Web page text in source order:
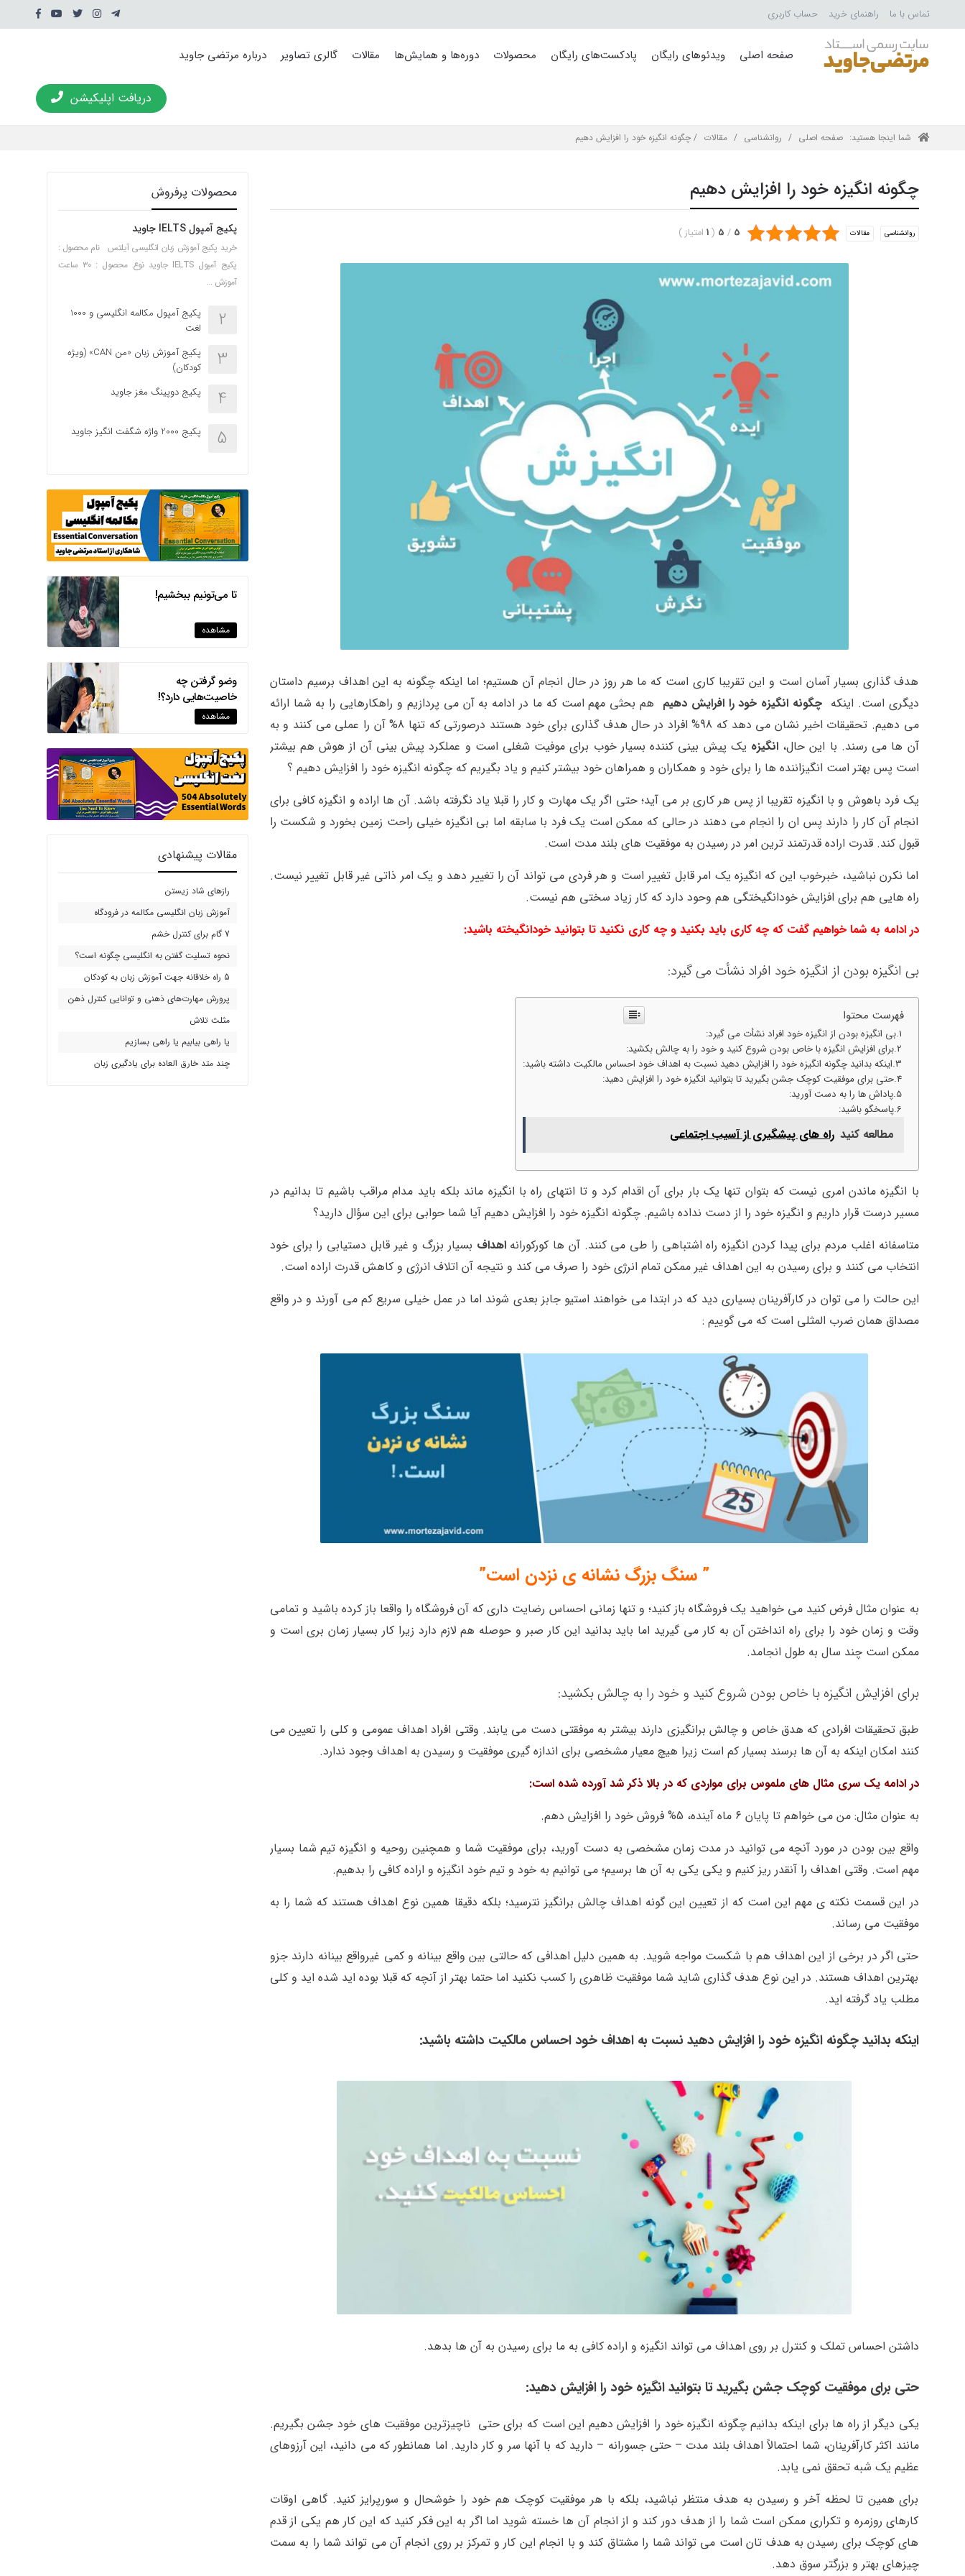
تماس با ما راهنمای خرید حساب کاربری
صفحه اصلی ویدئوهای رایگان پادکست‌های رایگان محصولات دوره‌ها و همایش‌ها مقالات گالری تصاویر درباره مرتضی جاوید
دریافت اپلیکیشن
شما اینجا هستید: صفحه اصلی / روانشناسی / مقالات / چگونه انگیزه خود را افزایش دهیم
چگونه انگیزه خود را افزایش دهیم
روانشناسی مقالات 5
/
5
(
1 امتیاز)
هدف گذاری بسیار آسان است و این تقریبا کاری است که ما هر روز در حال انجام آن هستیم؛ اما اینکه چگونه به این اهداف برسیم داستان
دیگری است. اینکه چگونه انگیزه خود را افرایش دهیم هم بحثی مهم است که ما در ادامه به آن می پردازیم و راهکارهایی را به شما ارائه
می دهیم.
تحقیقات اخیر نشان می دهد که 98% افراد در حال هدف گذاری برای خود هستند درصورتی که تنها 8% آن را عملی می کنند و به
آن ها می رسند. با این حال،انگیزه یک پیش بینی کننده بسیار خوب برای موفیت شغلی است و عملکرد پیش بینی آن از هوش هم بیشتر
است پس بهتر است انگیزاننده ها را برای خود و همکاران و همراهان خود بیشتر کنیم و یاد بگیریم که چگونه انگیزه خود را افزایش دهیم ؟
یک فرد باهوش و با انگیزه تقریبا از پس هر کاری بر می آید؛ حتی اگر یک مهارت و کار را قبلا یاد نگرفته باشد. آن ها اراده و انگیزه کافی برای
انجام آن کار را دارند پس ان را انجام می دهند در حالی که ممکن است یک فرد با سابقه اما بی انگیزه خیلی راحت زمین بخورد و شکست را
قبول کند. قدرت اراده قدرتمند ترین امر در رسیدن به موفقیت های بلند مدت است.
اما نکرن نباشید، خبرخوب این که انگیزه یک امر قابل تغییر است و هر فردی می تواند آن را تغییر دهد و یک امر ذاتی غیر قابل تغییر نیست.
راه هایی هم برای افزایش خودانگیختگی هم وحود دارد که کار زیاد سختی هم نیست.
در ادامه به شما خواهیم گفت که چه کاری باید بکنید و چه کاری نکنید تا بتوانید خودانگیخته باشید:
بی انگیزه بودن از انگیزه خود افراد نشأت می گیرد:
فهرست محتوا
بی انگیزه بودن از انگیزه خود افراد نشأت می گیرد:
برای افزایش انگیزه با خاص بودن شروع کنید و خود را به چالش بکشید:
اینکه بدانید چگونه انگیزه خود را افزایش دهید نسبت به اهداف خود احساس مالکیت داشته باشید:
حتی برای موفقیت کوچک جشن بگیرید تا بتوانید انگیزه خود را افزایش دهید:
پاداش ها را به دست آورید:
پاسخگو باشید:
مطالعه کنید راه های پیشگیری از آسیب اجتماعی
با انگیزه ماندن امری نیست که بتوان تنها یک بار برای آن اقدام کرد و تا انتهای راه با انگیزه ماند بلکه باید مدام مراقب باشیم تا بدانیم در
مسیر درست قرار داریم و انگیزه خود را از دست نداده باشیم. چگونه انگیزه خود را افزایش دهیم آیا شما حوابی برای این سؤال دارید؟
متاسفانه اغلب مردم برای پیدا کردن انگیزه راه اشتباهی را طی می کنند. آن ها کورکورانهاهداف بسیار بزرگ و غیر قابل دستیابی را برای خود
انتخاب می کنند و برای رسیدن به این اهداف غیر ممکن تمام انرژی خود را صرف می کند و نتیجه آن اتلاف انرژی و کاهش قدرت اراده است.
این حالت را می توان در کارآفرینان بسیاری دید که در ابتدا می خواهند استیو جابز بعدی شوند اما در عمل خیلی سریع کم می آورند و در واقع
مصداق همان ضرب المثلی است که می گوییم :
” سنگ بزرگ نشانه ی نزدن است”
به عنوان مثال فرض کنید می خواهید یک فروشگاه باز کنید؛ و تنها زمانی احساس رضایت داری که آن فروشگاه را واقعا باز کرده باشید و تمامی
وقت و زمان خود را برای راه انداختن آن به کار می گیرید اما باید بدانید این کار صبر و حوصله هم لازم دارد زیرا کار بسیار زمان بری است و
ممکن است چند سال به طول انجامد.
برای افزایش انگیزه با خاص بودن شروع کنید و خود را به چالش بکشید:
طبق تحقیقات افرادی که هدق خاص و چالش برانگیزی دارند بیشتر به موفقتی دست می یابند. وقتی افراد اهداف عمومی و کلی را تعیین می
کنند امکان اینکه به آن ها برسند بسیار کم است زیرا هیچ معیار مشخصی برای اندازه گیری موفقیت و رسیدن به اهداف وجود ندارد.
در ادامه یک سری مثال های ملموس برای مواردی که در بالا ذکر شد آورده شده است:
به عنوان مثال: من می خواهم تا پایان 6 ماه آینده، 5% فروش خود را افزایش دهم.
واقع بین بودن در مورد آنچه می توانید در مدت زمان مشخصی به دست آورید، برای موفقیت شما و همچنین روحیه و انگیزه تیم شما بسیار
مهم است. وقتی اهداف را آنقدر ریز کنیم و یکی یکی به آن ها برسیم؛ می توانیم به خود و تیم خود انگیزه و اراده کافی را بدهیم.
در این قسمت نکته ی مهم این است که از تعیین این گونه اهداف چالش برانگیز نترسید؛ بلکه دقیقا همین نوع اهداف هستند که شما را به
موفقیت می رساند.
حتی اگر در برخی از این اهداف هم با شکست مواجه شوید. به همین دلیل اهدافی که حالتی بین واقع بینانه و کمی غیرواقع بینانه دارند جزو
بهترین اهداف هستند. در این نوع هدف گذاری شاید شما موفقیت ظاهری را کسب نکنید اما حتما بهتر از آنچه که قبلا بوده اید شده اید و کلی
مطلب یاد گرفته اید.
اینکه بدانید چگونه انگیزه خود را افزایش دهید نسبت به اهداف خود احساس مالکیت داشته باشید:
داشتن احساس تملک و کنترل بر روی اهداف می تواند انگیزه و اراده کافی به ما برای رسیدن به آن ها بدهد.
حتی برای موفقیت کوچک جشن بگیرید تا بتوانید انگیزه خود را افزایش دهید:
یکی دیگر از راه ها برای اینکه بدانیم چگونه انگیزه خود را افزایش دهیم این است که برای حتی ناچیزترین موفقیت های خود جشن بگیریم.
مانند اکثر کارآفرینان، شما احتمالاً اهداف بلند مدت – حتی جسورانه – دارید که با آنها سر و کار دارید. اما همانطور که می دانید، این آرزوهای
عظیم یک شبه تحقق نمی یابد.
برای همین تا لحظه آخر و رسیدن به هدف منتظر نباشید، بلکه با هر موفقیت کوچک هم خود را خوشحال و سورپرایز کنید. گاهی اوقات
کارهای روزمره و تکراری ممکن است شما را از هدف دور کند و از انجام آن ها خسته شوید اما اگر به این فکر کنید که این کار هم یکی از قدم
های کوچک برای رسیدن به هدف تان است می تواند شما را مشتاق کند و با انجام این کار و تمرکز بر روی انجام آن می تواند شما را به سمت
چیزهای بهتر و بزرگتر سوق دهد.
محصولات پرفروش
پکیج آمپول IELTS جاوید
خرید پکیج آموزش زبان انگلیسی آیلتس نام محصول :
پکیج آمپول IELTS جاوید نوع محصول : ۳۰ ساعت
آموزش …
2
پکیج آمپول مکالمه انگلیسی و 1000
لغت
3
پکیج آموزش زبان «من CAN» (ویژه
کودکان)
4 پکیج دوپینگ مغز جاوید
5 پکیج 2000 واژه شگفت انگیز جاوید
تا می‌تونیم ببخشیم!
مشاهده
وضو گرفتن چه
خاصیت‌هایی دارد؟!
مشاهده
مقالات پیشنهادی
رازهای شاد زیستن
آموزش زبان انگلیسی مکالمه در فرودگاه
7 گام برای کنترل خشم
نحوه تسلیت گفتن به انگلیسی چگونه است؟
5 راه خلاقانه جهت آموزش زبان به کودکان
پرورش مهارت‌های ذهنی و توانایی کنترل ذهن
مثلث تلاش
یا راهی بیابیم یا راهی بسازیم
چند متد خارق العاده برای یادگیری زبان